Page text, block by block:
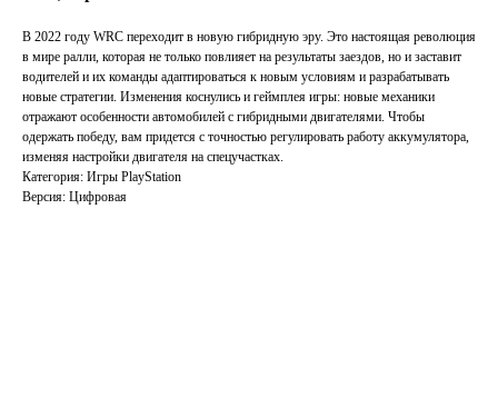
В 2022 году WRC переходит в новую гибридную эру. Это настоящая революция
в мире ралли, которая не только повлияет на результаты заездов, но и заставит
водителей и их команды адаптироваться к новым условиям и разрабатывать
новые стратегии. Изменения коснулись и геймплея игры: новые механики
отражают особенности автомобилей с гибридными двигателями. Чтобы
одержать победу, вам придется с точностью регулировать работу аккумулятора,
изменяя настройки двигателя на спецучастках.
Категория: Игры PlayStation
Версия: Цифровая